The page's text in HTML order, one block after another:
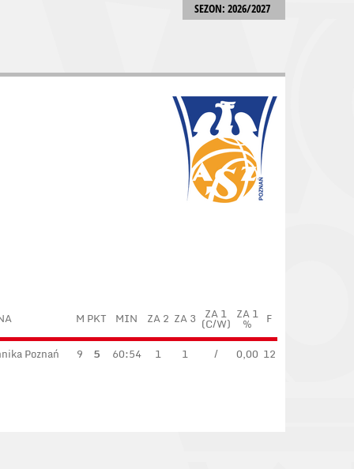
SEZON: 2026/2027
M PKT MIN ZA 2 ZA 3 ZA 1
(C/W)
ZA 1
% F
Poznań 9 5 60:54 1 1 / 0,00 12